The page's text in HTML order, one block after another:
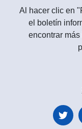
Al hacer clic en
el boletín
encontrar